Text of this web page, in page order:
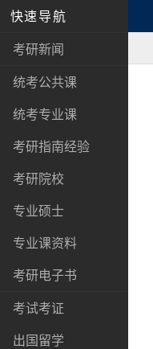
快速导航
考研新闻
统考公共课
统考专业课
考研指南经验
考研院校
专业硕士
专业课资料
考研电子书
考试考证
出国留学